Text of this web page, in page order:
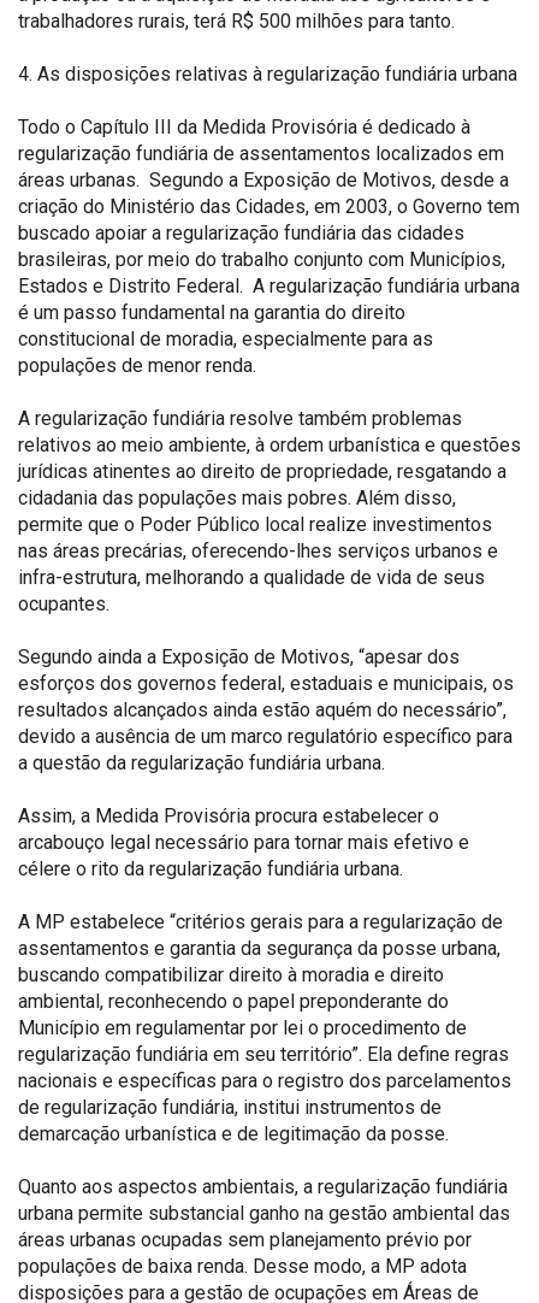
trabalhadores rurais, terá R$ 500 milhões para tanto.
4. As disposições relativas à regularização fundiária urbana
Todo o Capítulo III da Medida Provisória é dedicado à
regularização fundiária de assentamentos localizados em
áreas urbanas. Segundo a Exposição de Motivos, desde a
criação do Ministério das Cidades, em 2003, o Governo tem
buscado apoiar a regularização fundiária das cidades
brasileiras, por meio do trabalho conjunto com Municípios,
Estados e Distrito Federal. A regularização fundiária urbana
é um passo fundamental na garantia do direito
constitucional de moradia, especialmente para as
populações de menor renda.
A regularização fundiária resolve também problemas
relativos ao meio ambiente, à ordem urbanística e questões
jurídicas atinentes ao direito de propriedade, resgatando a
cidadania das populações mais pobres. Além disso,
permite que o Poder Público local realize investimentos
nas áreas precárias, oferecendo-lhes serviços urbanos e
infra-estrutura, melhorando a qualidade de vida de seus
ocupantes.
Segundo ainda a Exposição de Motivos, “apesar dos
esforços dos governos federal, estaduais e municipais, os
resultados alcançados ainda estão aquém do necessário”,
devido a ausência de um marco regulatório específico para
a questão da regularização fundiária urbana.
Assim, a Medida Provisória procura estabelecer o
arcabouço legal necessário para tornar mais efetivo e
célere o rito da regularização fundiária urbana.
A MP estabelece “critérios gerais para a regularização de
assentamentos e garantia da segurança da posse urbana,
buscando compatibilizar direito à moradia e direito
ambiental, reconhecendo o papel preponderante do
Município em regulamentar por lei o procedimento de
regularização fundiária em seu território”. Ela define regras
nacionais e específicas para o registro dos parcelamentos
de regularização fundiária, institui instrumentos de
demarcação urbanística e de legitimação da posse.
Quanto aos aspectos ambientais, a regularização fundiária
urbana permite substancial ganho na gestão ambiental das
áreas urbanas ocupadas sem planejamento prévio por
populações de baixa renda. Desse modo, a MP adota
disposições para a gestão de ocupações em Áreas de